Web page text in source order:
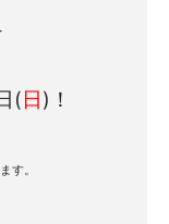
(日)！
す。